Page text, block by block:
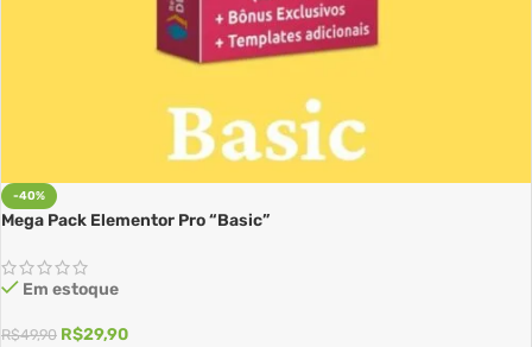
-40%
Mega Pack Elementor Pro “Basic”
Em estoque
R$49,90 R$29,90